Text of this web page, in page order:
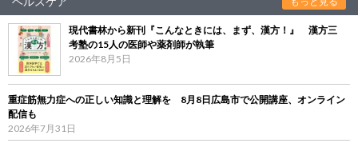
現代書林から新刊『こんなときには、まず、漢方！』 漢方三
考塾の15人の医師や薬剤師が執筆
2026年8月5日
重症筋無力症への正しい知識と理解を 8月8日広島市で公開講座、オンライン
配信も
2026年7月31日